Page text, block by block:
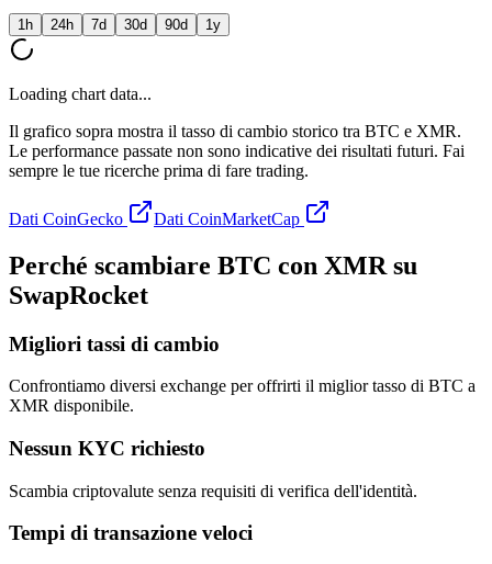
1h 24h 7d 30d 90d 1y
Loading chart data...
Il grafico sopra mostra il tasso di cambio storico tra BTC e XMR.
Le performance passate non sono indicative dei risultati futuri. Fai
sempre le tue ricerche prima di fare trading.
Dati CoinGecko Dati CoinMarketCap
Perché scambiare BTC con XMR su
SwapRocket
Migliori tassi di cambio
Confrontiamo diversi exchange per offrirti il miglior tasso di BTC a
XMR disponibile.
Nessun KYC richiesto
Scambia criptovalute senza requisiti di verifica dell'identità.
Tempi di transazione veloci